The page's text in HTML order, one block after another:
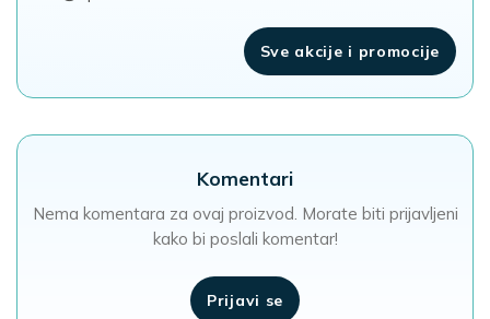
Komentari
Nema komentara za ovaj proizvod. Morate biti prijavljeni
kako bi poslali komentar!
Prijavi se
Sve akcije i promocije